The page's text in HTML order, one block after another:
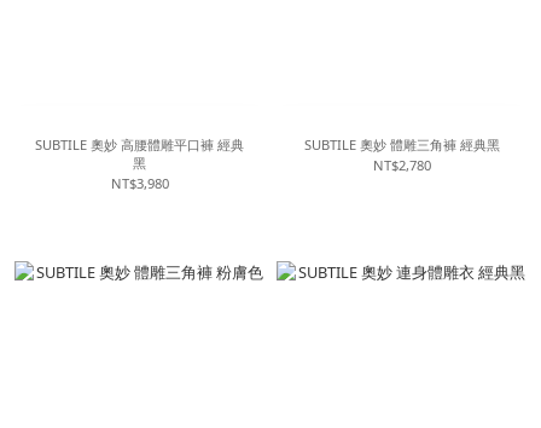
SUBTILE 奧妙 高腰體雕平口褲 經典
黑
NT$3,980
SUBTILE 奧妙 體雕三角褲 經典黑
NT$2,780